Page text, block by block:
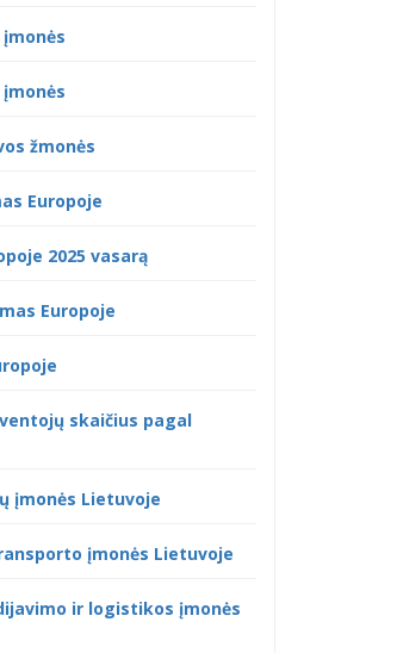
žmonės
Europoje
2025 vasarą
Europoje
skaičius pagal
įmonės Lietuvoje
įmonės Lietuvoje
ir logistikos įmonės